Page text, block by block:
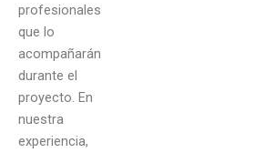
profesionales
que lo
acompañarán
durante el
proyecto. En
nuestra
experiencia,